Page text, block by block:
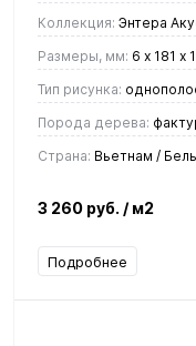
Коллекция: Энтера
Размеры, мм: 6 х 181 х
Тип рисунка:
Порода дерева:
Страна: Вьетнам /
3 260 руб. / м2
Подробнее